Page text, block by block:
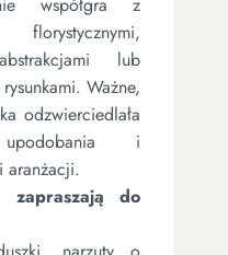
lub
Ważne,
odzwierciedlała
upodobania i
aranżacji.
zapraszają do